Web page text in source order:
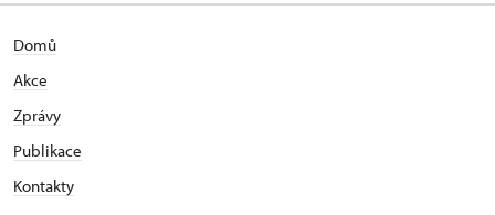
Domů
Akce
Zprávy
Publikace
Kontakty